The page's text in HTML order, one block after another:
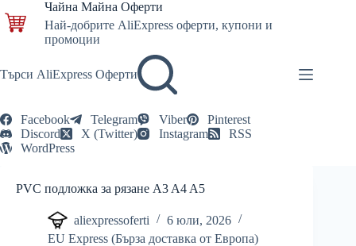
to
content
Чайна Майна Оферти
Най-добрите AliExpress оферти, купони и
промоции
Търси AliExpress Оферти
Facebook Telegram Viber
Pinterest
Discord
X (Twitter) Instagram
RSS
WordPress
PVC подложка за рязане A3 A4 A5
aliexpressoferti
6 юли, 2026
EU Express (Бърза доставка от Европа)